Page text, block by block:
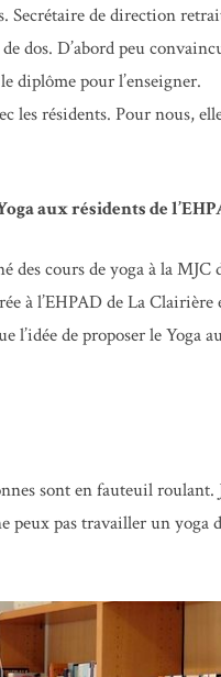
Secrétaire de direction
dos. D’abord peu
diplôme pour l’enseigner.
les résidents. Pour nous,
aux résidents de
des cours de yoga à la MJC
à l’EHPAD de La Clairière
de proposer le Yoga
sont en fauteuil roulant.
peux pas travailler un yoga